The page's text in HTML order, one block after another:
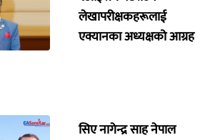
लेखापरीक्षकहरूलाई
एक्यानका अध्यक्षको आग्रह
सिए नागेन्द्र साह नेपाल